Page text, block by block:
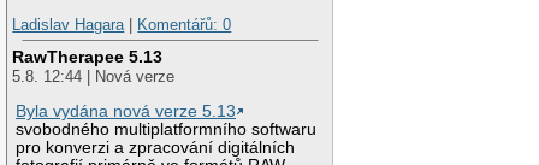
Ladislav Hagara| Komentářů: 0
RawTherapee 5.13
5.8. 12:44 | Nová verze
Byla vydána nová verze 5.13
svobodného multiplatformního softwaru
pro konverzi a zpracování digitálních